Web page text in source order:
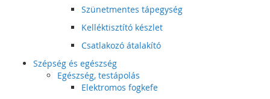
Szünetmentes tápegység
Kelléktisztító készlet
Csatlakozó átalakító
Szépség és egészség
Egészség, testápolás
Elektromos fogkefe